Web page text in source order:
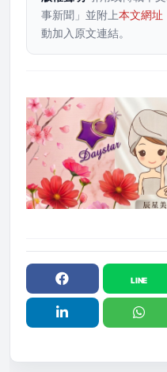
事新聞」並附上本文網址
動加入原文連結。